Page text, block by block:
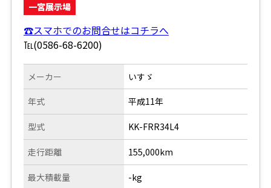
一宮展示場
☎スマホでのお問合せはコチラへ
℡(0586-68-6200)
メーカー
年式
型式
走行距離
いすゞ
平成11年
KK-FRR34L4
155,000km
最大積載量 -kg